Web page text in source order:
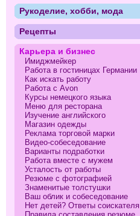
Рукоделие, хобби, мода
Рецепты
Карьера и бизнес
Имиджмейкер
Работа в гостиницах Германии
Как искать работу
Работа с Avon
Курсы немецкого языка
Меню для ресторана
Изучение английского
Магазин одежды
Реклама торговой марки
Видео-собеседование
Варианты подработки
Работа вместе с мужем
Усталость от работы
Резюме с фотографией
Знаменитые толстушки
Ваш облик и собеседование
Нет детей? Ответы соискателя